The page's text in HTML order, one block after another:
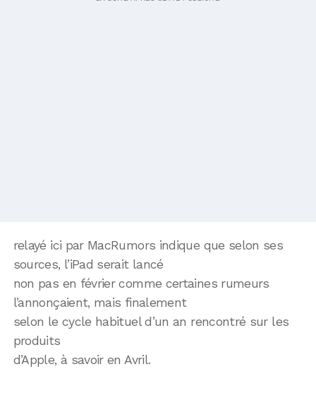
relayé ici par MacRumors indique que selon ses
sources, l’iPad serait lancé
non pas en février comme certaines rumeurs
l’annonçaient, mais finalement
selon le cycle habituel d’un an rencontré sur les
produits
d’Apple, à savoir en Avril.